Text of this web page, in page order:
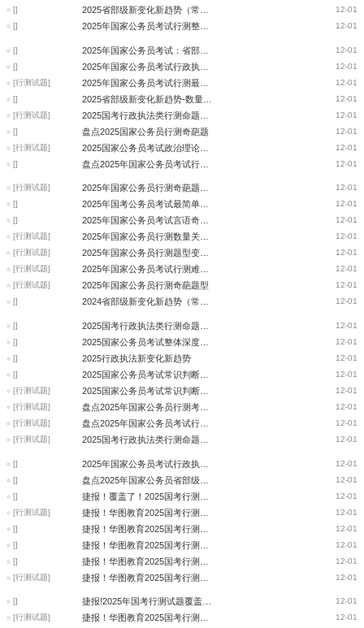
12-01
[]
12-01
[]
12-01
[]
12-01
[]
12-01
[行测试题]
12-01
[]
12-01
[行测试题]
12-01
[] 盘点2025国家公务员行测奇葩题
12-01
[行测试题]
12-01
[]
12-01
[行测试题]
12-01
[]
12-01
[]
12-01
[行测试题]
12-01
[行测试题]
12-01
[行测试题]
12-01
[行测试题] 2025年国家公务员行测奇葩题型
12-01
[]
12-01
[]
12-01
[]
12-01
[] 2025行政执法新变化新趋势
12-01
[]
12-01
[行测试题]
12-01
[行测试题]
12-01
[行测试题]
12-01
[行测试题]
12-01
[]
12-01
[]
12-01
[]
12-01
[行测试题]
12-01
[]
12-01
[]
12-01
[]
12-01
[行测试题]
12-01
[]
12-01
[行测试题]